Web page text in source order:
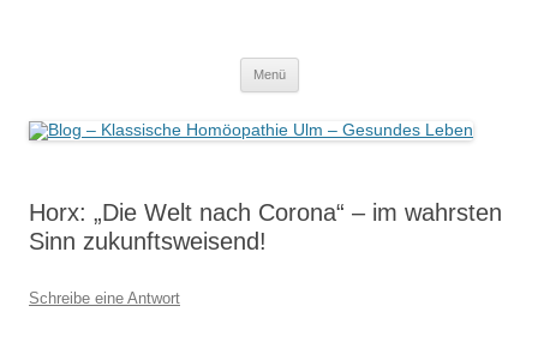
– Gesundes Leben
Menü
Horx: „Die Welt nach Corona“ – im wahrsten
Sinn zukunftsweisend!
Schreibe eine Antwort